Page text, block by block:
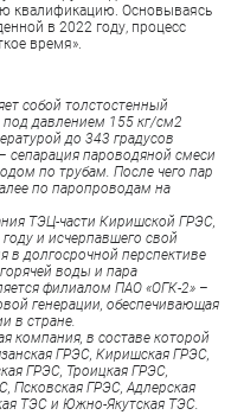
квалификацию. Основываясь
в 2022 году, процесс
время».
собой толстостенный
давлением 155 кг/см2
до 343 градусов
сепарация пароводяной смеси
по трубам. После чего пар
по паропроводам на
ТЭЦ-части Киришской ГРЭС,
и исчерпавшего свой
в долгосрочной перспективе
воды и пара
филиалом ПАО «ОГК-2» –
генерации, обеспечивающая
в стране.
компания, в составе которой
ГРЭС, Киришская ГРЭС,
ГРЭС, Троицкая ГРЭС,
Псковская ГРЭС, Адлерская
ТЭС и Южно-Якутская ТЭС.